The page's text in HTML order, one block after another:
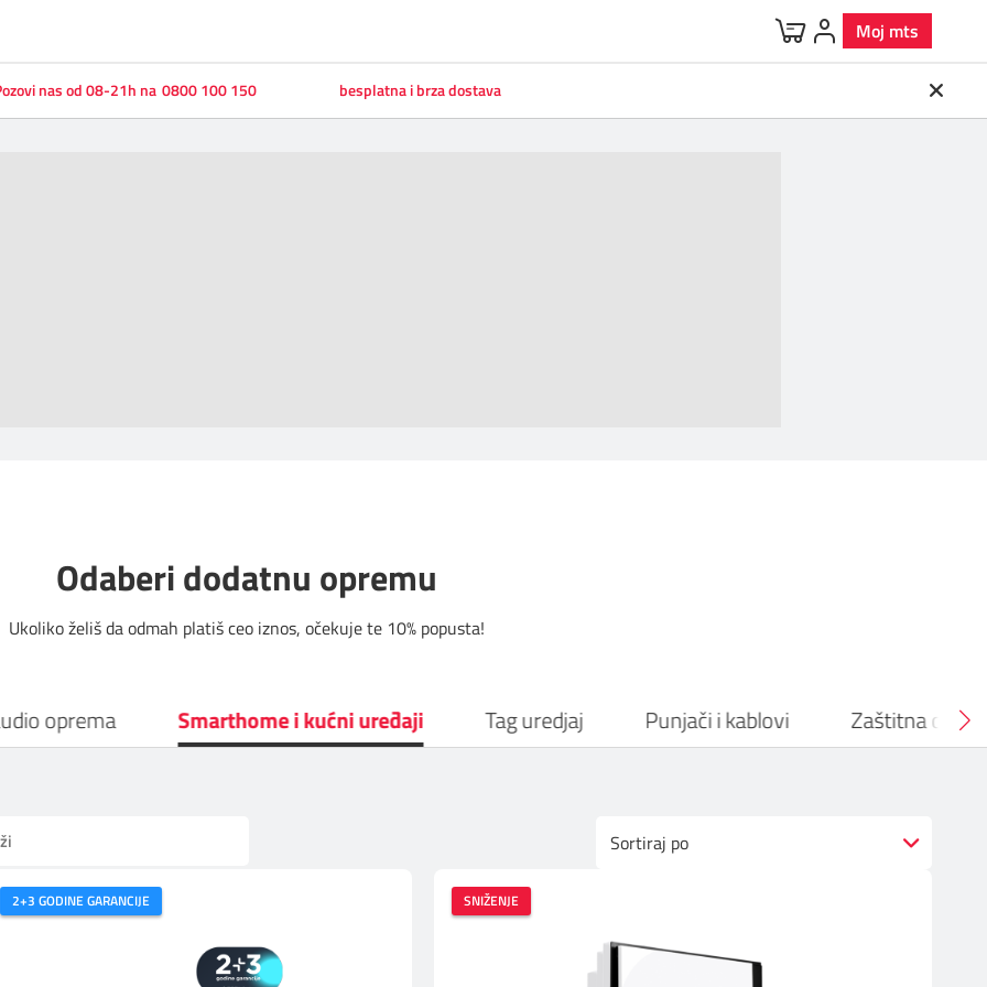
Moj mts
nas od 08-21h na 0800 100 150 besplatna i brza dostava
Odaberi dodatnu opremu
Ukoliko želiš da odmah platiš ceo iznos, očekuje te 10% popusta!
oprema Smarthome i kućni uređaji Tag uredjaj Punjači i kablovi Zaštitna
Sortiraj po
2+3 GODINE GARANCIJE SNIŽENJE